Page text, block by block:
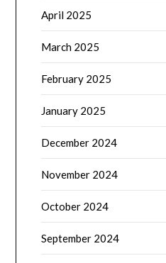
April 2025
March 2025
February 2025
January 2025
December 2024
November 2024
October 2024
September 2024